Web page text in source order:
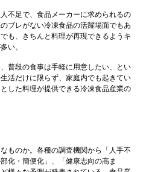
不足で、食品メーカーに求められるの
ブレがない冷凍食品の活躍場面でもあ
も、きちんと料理が再現できるようキ
い。
普段の食事は手軽に用意したい、とい
活だけに限らず、家庭内でも起きてい
した料理が提供できる冷凍食品産業の
ものか。各種の調査機関から「人手不
化・簡便化」、「健康志向の高ま